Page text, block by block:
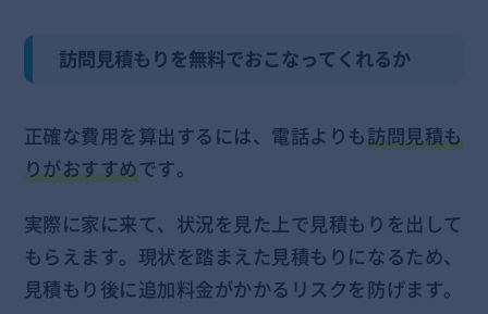
訪問見積もりを無料でおこなってくれるか
正確な費用を算出するには、電話よりも訪問見積も
りがおすすめです。
実際に家に来て、状況を見た上で見積もりを出して
もらえます。現状を踏まえた見積もりになるため、
見積もり後に追加料金がかかるリスクを防げます。